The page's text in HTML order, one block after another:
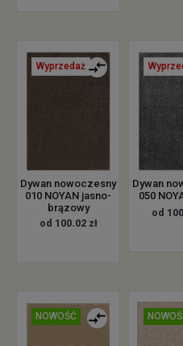
Wyprzedaż
Dywan nowoczesny
010 NOYAN jasno-
brązowy
od 100.02 zł
Dywan
050
od
NOWOŚĆ